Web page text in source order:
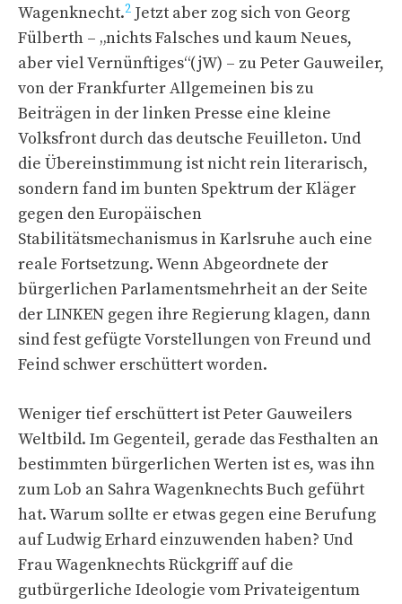
Wagenknecht.2 Jetzt aber zog sich von Georg
Fülberth – „nichts Falsches und kaum Neues,
aber viel Vernünftiges“(jW) – zu Peter Gauweiler,
von der Frankfurter Allgemeinen bis zu
Beiträgen in der linken Presse eine kleine
Volksfront durch das deutsche Feuilleton. Und
die Übereinstimmung ist nicht rein literarisch,
sondern fand im bunten Spektrum der Kläger
gegen den Europäischen
Stabilitätsmechanismus in Karlsruhe auch eine
reale Fortsetzung. Wenn Abgeordnete der
bürgerlichen Parlamentsmehrheit an der Seite
der LINKEN gegen ihre Regierung klagen, dann
sind fest gefügte Vorstellungen von Freund und
Feind schwer erschüttert worden.
Weniger tief erschüttert ist Peter Gauweilers
Weltbild. Im Gegenteil, gerade das Festhalten an
bestimmten bürgerlichen Werten ist es, was ihn
zum Lob an Sahra Wagenknechts Buch geführt
hat. Warum sollte er etwas gegen eine Berufung
auf Ludwig Erhard einzuwenden haben? Und
Frau Wagenknechts Rückgriff auf die
gutbürgerliche Ideologie vom Privateigentum